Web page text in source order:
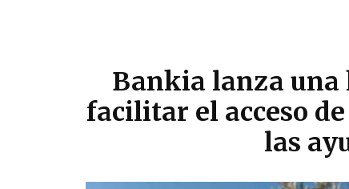
Bankia lanza
facilitar el acceso
las